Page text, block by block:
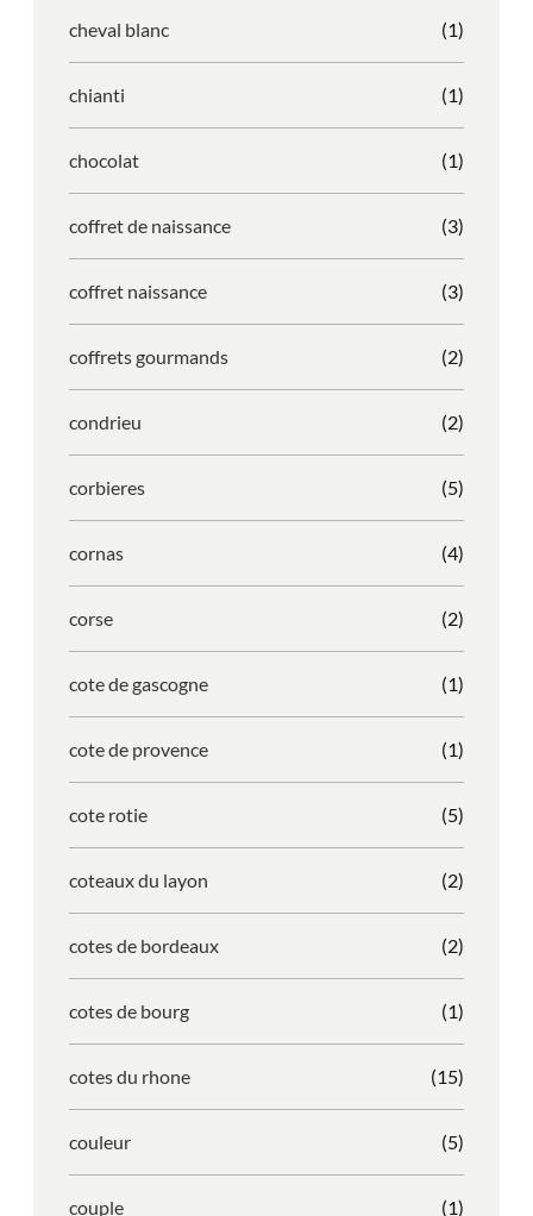
cheval blanc (1)
chianti (1)
chocolat (1)
coffret de naissance (3)
coffret naissance (3)
coffrets gourmands (2)
condrieu (2)
corbieres (5)
cornas (4)
corse (2)
cote de gascogne (1)
cote de provence (1)
cote rotie (5)
coteaux du layon (2)
cotes de bordeaux (2)
cotes de bourg (1)
cotes du rhone (15)
couleur (5)
couple (1)